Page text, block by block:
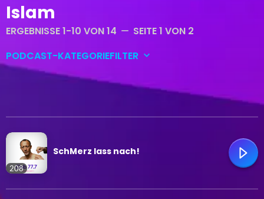
Islam
ERGEBNISSE 1-10 VON 14 remove SEITE 1 VON 2
PODCAST-KATEGORIEFILTER keyboard_arrow_down
Club-Shorts
208
SchMerz lass nach!